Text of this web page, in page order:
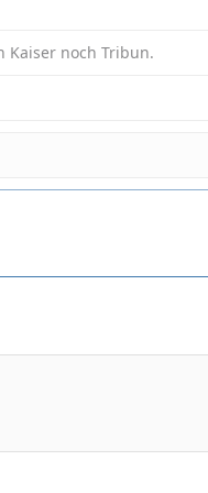
Kaiser noch Tribun.